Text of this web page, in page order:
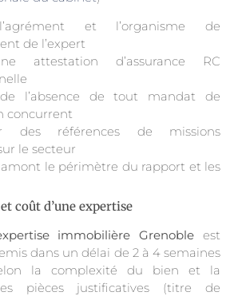
et l’organisme de
de l’expert
attestation d’assurance RC
de l’absence de tout mandat de
concurrent
des références de missions
le secteur
le périmètre du rapport et les
coût d’une expertise
immobilière Grenoble est
dans un délai de 2 à 4 semaines
la complexité du bien et la
pièces justificatives (titre de